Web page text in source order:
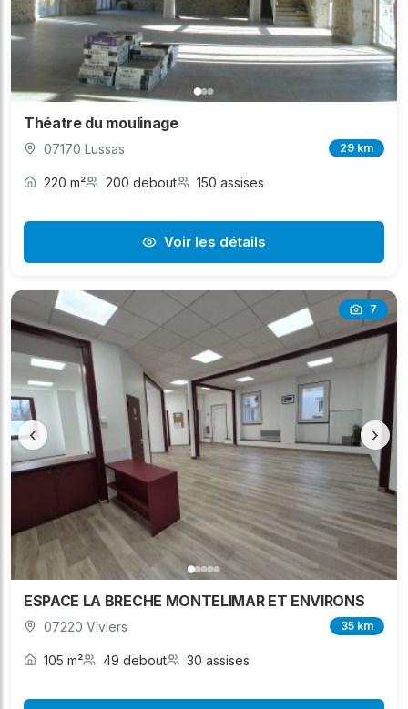
Théatre du moulinage
07170 Lussas 29 km
220 m² 200 debout 150 assises
Voir les détails
7
‹ ›
ESPACE LA BRECHE MONTELIMAR ET ENVIRONS
07220 Viviers 35 km
105 m² 49 debout 30 assises